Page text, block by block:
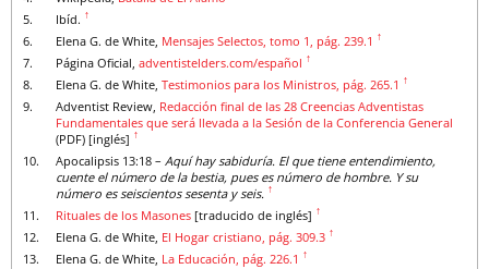
5. Ibíd. ↑
6. Elena G. de White, Mensajes Selectos, tomo 1, pág. 239.1 ↑
7. Página Oficial, adventistelders.com/español ↑
8. Elena G. de White, Testimonios para los Ministros, pág. 265.1 ↑
9. Adventist Review, Redacción final de las 28 Creencias Adventistas
Fundamentales que será llevada a la Sesión de la Conferencia General
(PDF) [inglés] ↑
10. Apocalipsis 13:18 – Aquí hay sabiduría. El que tiene entendimiento,
cuente el número de la bestia, pues es número de hombre. Y su
número es seiscientos sesenta y seis. ↑
11. Rituales de los Masones [traducido de inglés] ↑
12. Elena G. de White, El Hogar cristiano, pág. 309.3 ↑
13. Elena G. de White, La Educación, pág. 226.1 ↑